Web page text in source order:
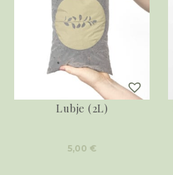
Lubje (2L)
5,00 €